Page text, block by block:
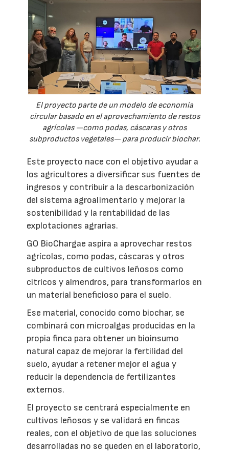
El proyecto parte de un modelo de economía
circular basado en el aprovechamiento de restos
agrícolas —como podas, cáscaras y otros
subproductos vegetales— para producir biochar.
Este proyecto nace con el objetivo ayudar a
los agricultores a diversificar sus fuentes de
ingresos y contribuir a la descarbonización
del sistema agroalimentario y mejorar la
sostenibilidad y la rentabilidad de las
explotaciones agrarias.
GO BioChargae aspira a aprovechar restos
agrícolas, como podas, cáscaras y otros
subproductos de cultivos leñosos como
cítricos y almendros, para transformarlos en
un material beneficioso para el suelo.
Ese material, conocido como biochar, se
combinará con microalgas producidas en la
propia finca para obtener un bioinsumo
natural capaz de mejorar la fertilidad del
suelo, ayudar a retener mejor el agua y
reducir la dependencia de fertilizantes
externos.
El proyecto se centrará especialmente en
cultivos leñosos y se validará en fincas
reales, con el objetivo de que las soluciones
desarrolladas no se queden en el laboratorio,